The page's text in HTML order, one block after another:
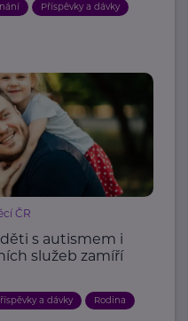
Příspěvky a dávky
ČR
s autismem i
služeb zamíří
a dávky Rodina